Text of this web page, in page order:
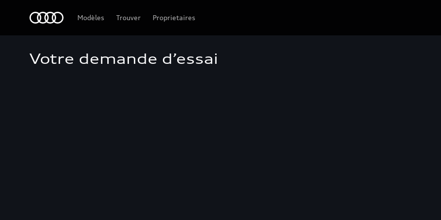
Modèles Trouver Proprietaires
Votre demande d’essai